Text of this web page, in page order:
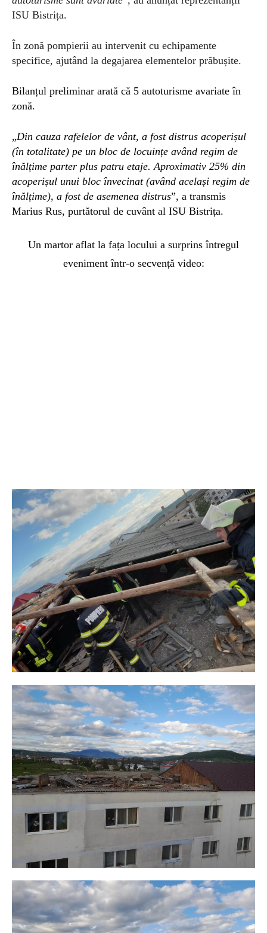
ISU Bistrița.
În zonă pompierii au intervenit cu echipamente
specifice, ajutând la degajarea elementelor prăbușite.
Bilanțul preliminar arată că 5 autoturisme avariate în
zonă.
„Din cauza rafelelor de vânt, a fost distrus acoperișul
(în totalitate) pe un bloc de locuințe având regim de
înălțime parter plus patru etaje. Aproximativ 25% din
acoperișul unui bloc învecinat (având același regim de
înălțime), a fost de asemenea distrus”, a transmis
Marius Rus, purtătorul de cuvânt al ISU Bistrița.
Un martor aflat la fața locului a surprins întregul
eveniment într-o secvență video: